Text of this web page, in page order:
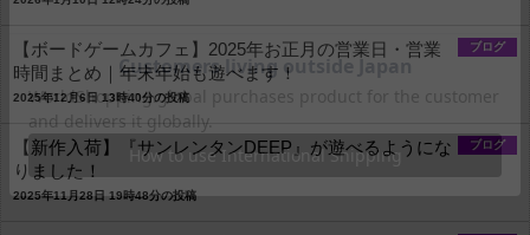
ブログ
【ボードゲームカフェ】2025年お正月の営業日・営業
時間まとめ｜年末年始も遊べます！
2025年12月6日 13時40分の投稿
ブログ
【新作入荷】『サンレンタンDEEP』が遊べるようにな
りました！
2025年11月28日 19時48分の投稿